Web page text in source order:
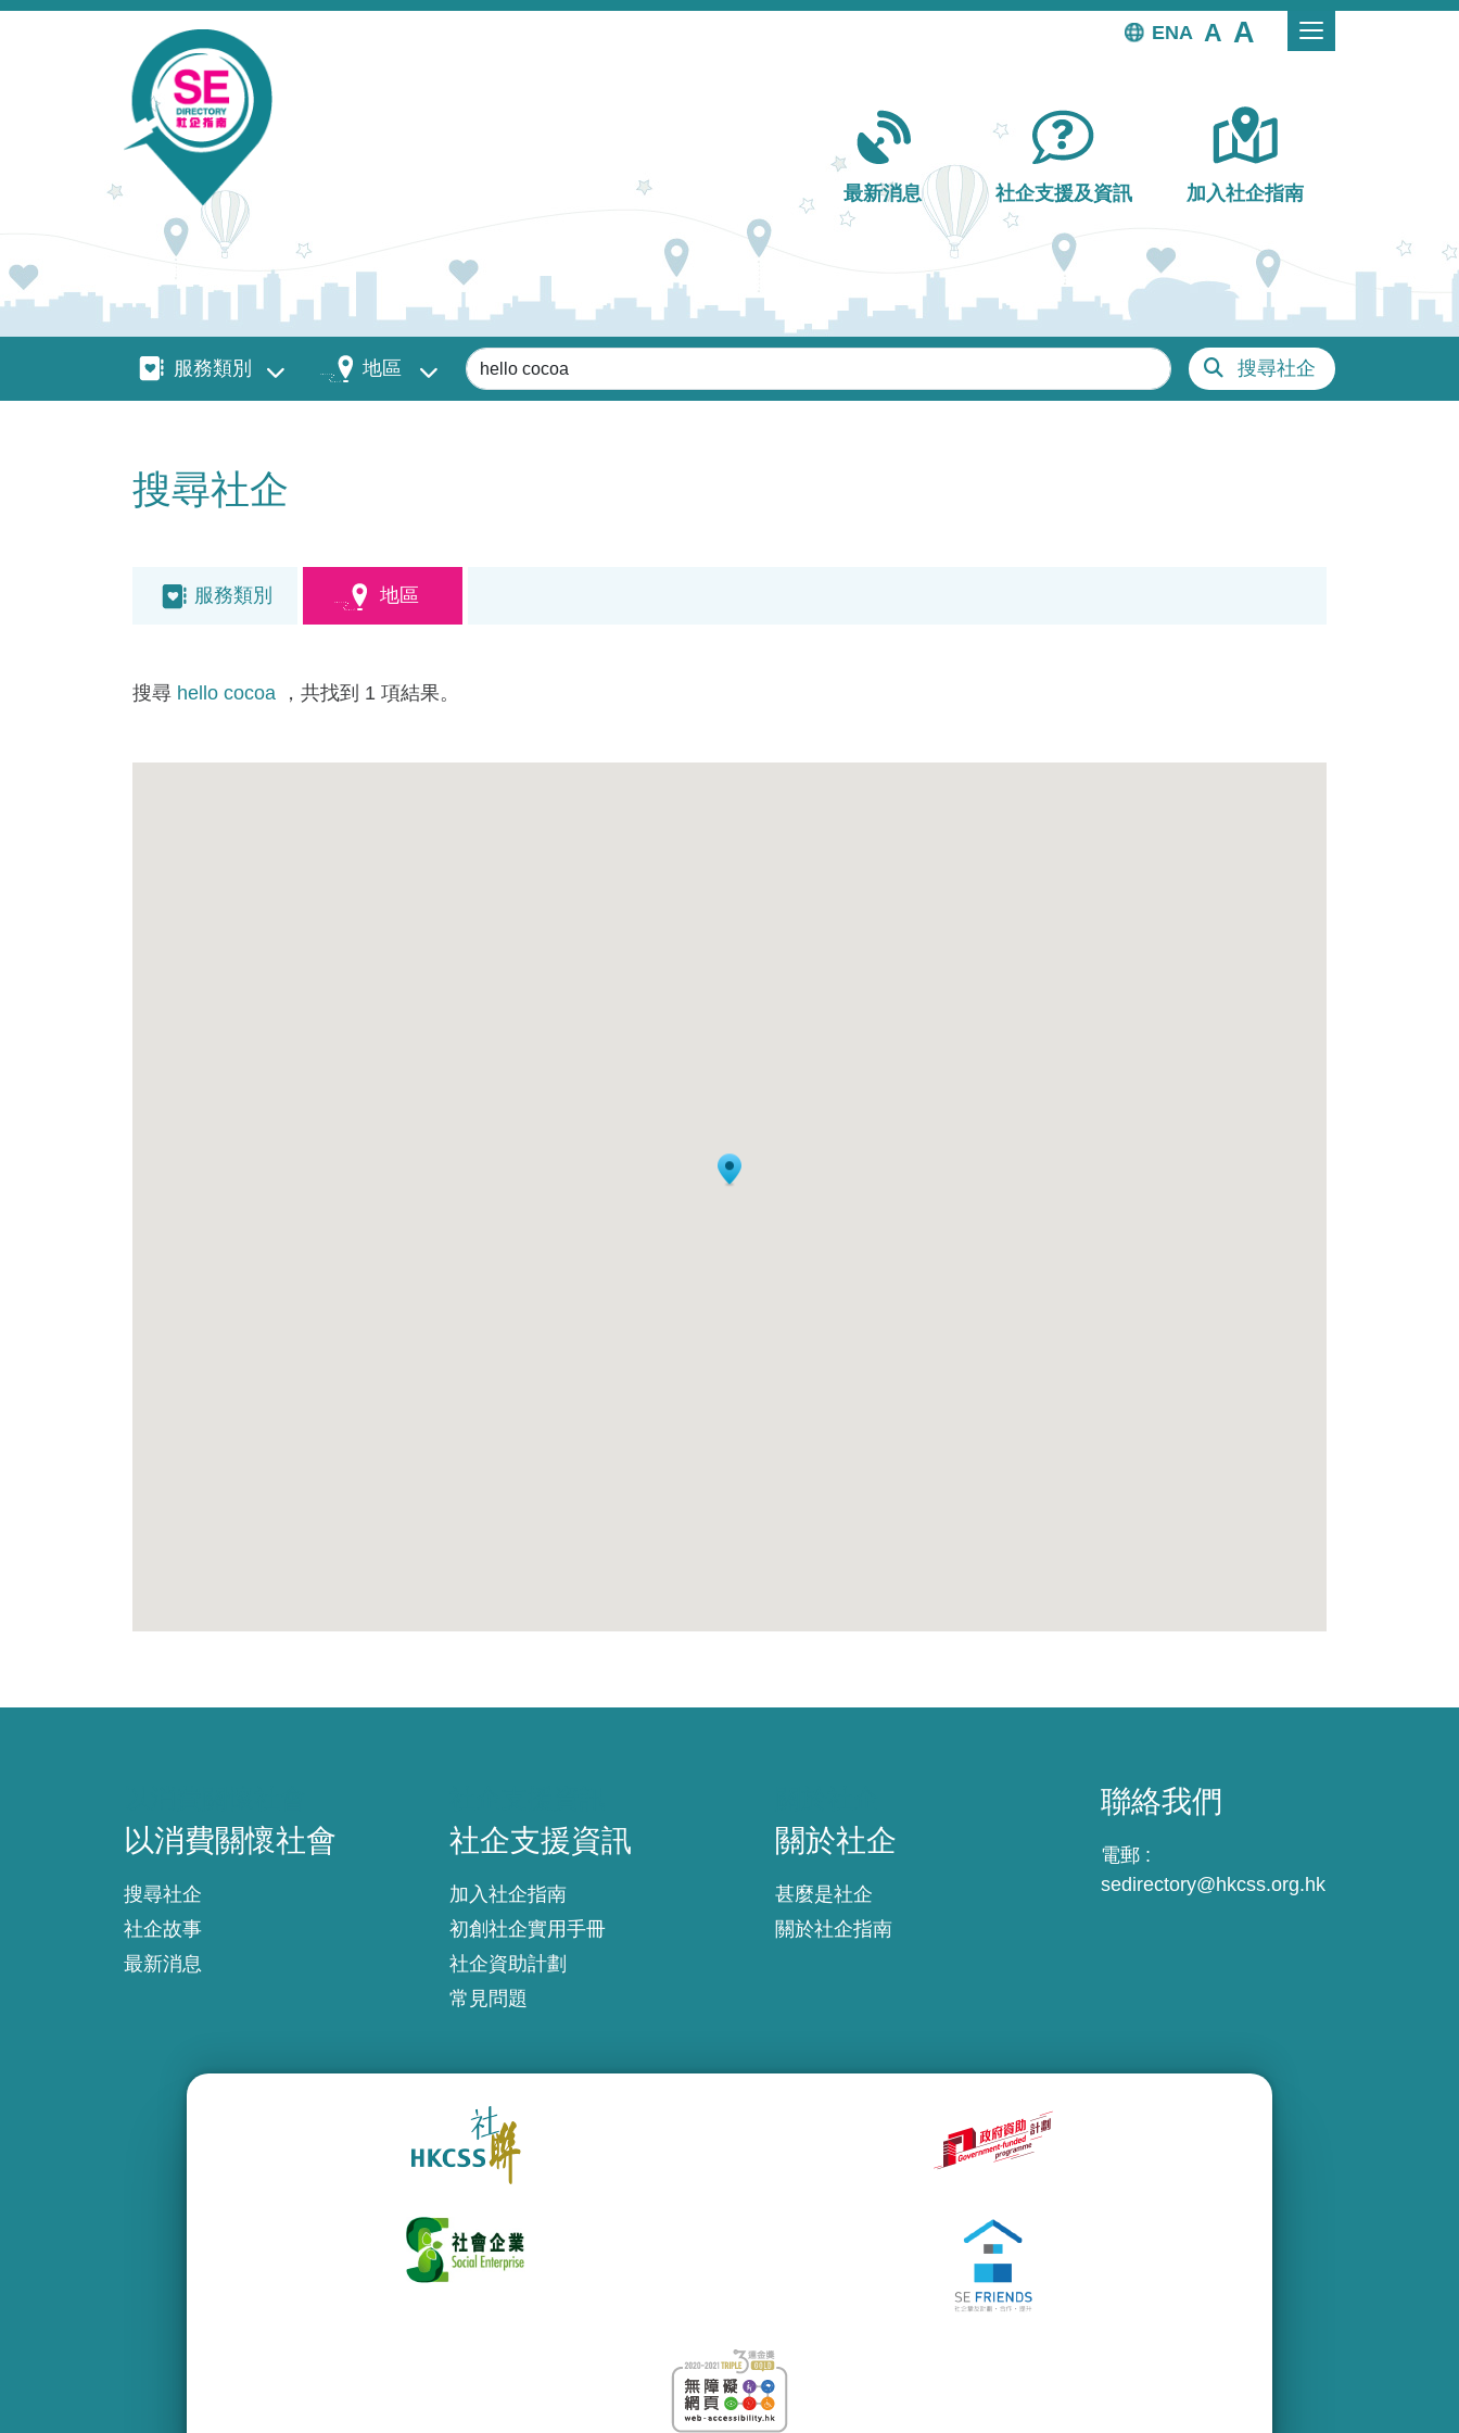
移至主內容
EN
Main navigation
最新消息 社企支援及資訊 加入社企指南
服務類別服務類別 地區 地區 關鍵字 搜尋社企
搜尋社企
服務類別 地區
搜尋 hello cocoa ，共找到 1 項結果。
以消費關懷社會
搜尋社企
社企故事
最新消息
社企支援資訊
加入社企指南
初創社企實用手冊
社企資助計劃
常見問題
關於社企
甚麼是社企
關於社企指南
聯絡我們
電郵 :
sedirectory@hkcss.org.hk